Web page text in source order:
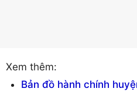
Xem thêm:
Bản đồ hành chính